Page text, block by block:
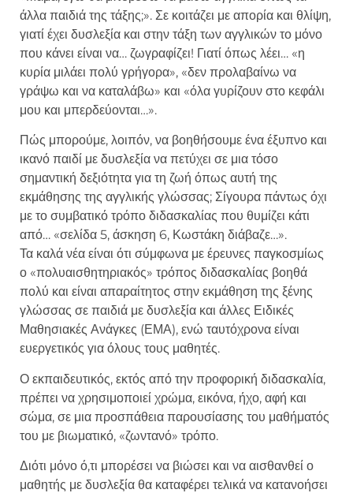
άλλα παιδιά της τάξης;». Σε κοιτάζει με απορία και θλίψη,
γιατί έχει δυσλεξία και στην τάξη των αγγλικών το μόνο
που κάνει είναι να… ζωγραφίζει! Γιατί όπως λέει… «η
κυρία μιλάει πολύ γρήγορα», «δεν προλαβαίνω να
γράψω και να καταλάβω» και «όλα γυρίζουν στο κεφάλι
μου και μπερδεύονται…».
Πώς μπορούμε, λοιπόν, να βοηθήσουμε ένα έξυπνο και
ικανό παιδί με δυσλεξία να πετύχει σε μια τόσο
σημαντική δεξιότητα για τη ζωή όπως αυτή της
εκμάθησης της αγγλικής γλώσσας; Σίγουρα πάντως όχι
με το συμβατικό τρόπο διδασκαλίας που θυμίζει κάτι
από… «σελίδα 5, άσκηση 6, Κωστάκη διάβαζε…».
Τα καλά νέα είναι ότι σύμφωνα με έρευνες παγκοσμίως
ο «πολυαισθητηριακός» τρόπος διδασκαλίας βοηθά
πολύ και είναι απαραίτητος στην εκμάθηση της ξένης
γλώσσας σε παιδιά με δυσλεξία και άλλες Ειδικές
Μαθησιακές Ανάγκες (ΕΜΑ), ενώ ταυτόχρονα είναι
ευεργετικός για όλους τους μαθητές.
Ο εκπαιδευτικός, εκτός από την προφορική διδασκαλία,
πρέπει να χρησιμοποιεί χρώμα, εικόνα, ήχο, αφή και
σώμα, σε μια προσπάθεια παρουσίασης του μαθήματός
του με βιωματικό, «ζωντανό» τρόπο.
Διότι μόνο ό,τι μπορέσει να βιώσει και να αισθανθεί ο
μαθητής με δυσλεξία θα καταφέρει τελικά να κατανοήσει